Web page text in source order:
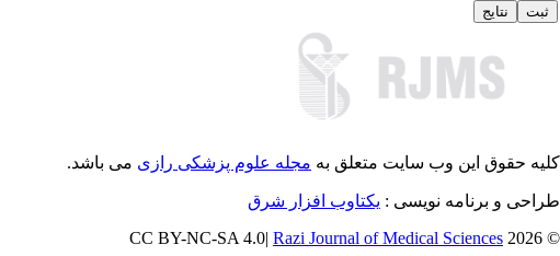
کلیه حقوق این وب سایت متعلق به مجله علوم پزشکی رازی می باشد.
طراحی و برنامه نویسی : یکتاوب افزار شرق
© 2026 CC BY-NC-SA 4.0|
Razi Journal of Medical Sciences